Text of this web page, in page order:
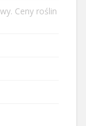
Ceny roślin